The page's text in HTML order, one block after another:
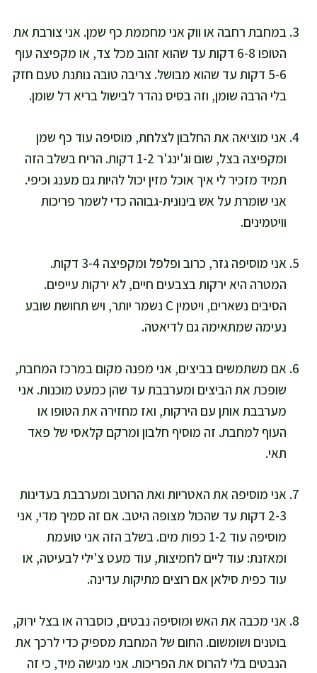
במחבת רחבה או ווק אני מחממת כף שמן. אני צורבת את
הטופו 6-8 דקות עד שהוא זהוב מכל צד, או מקפיצה עוף
5-6 דקות עד שהוא מבושל. צריבה טובה נותנת טעם חזק
בלי הרבה שומן, וזה בסיס נהדר לבישול בריא דל שומן.
אני מוציאה את החלבון לצלחת, מוסיפה עוד כף שמן
ומקפיצה בצל, שום וג'ינג'ר 1-2 דקות. הריח בשלב הזה
תמיד מזכיר לי איך אוכל מזין יכול להיות גם מענג וכיפי.
אני שומרת על אש בינונית-גבוהה כדי לשמר פריכות
וויטמינים.
אני מוסיפה גזר, כרוב ופלפל ומקפיצה 3-4 דקות.
המטרה היא ירקות בצבעים חיים, לא ירקות עייפים.
הסיבים נשארים, ויטמין C נשמר יותר, ויש תחושת שובע
נעימה שמתאימה גם לדיאטה.
אם משתמשים בביצים, אני מפנה מקום במרכז המחבת,
שופכת את הביצים ומערבבת עד שהן כמעט מוכנות. אני
מערבבת אותן עם הירקות, ואז מחזירה את הטופו או
העוף למחבת. זה מוסיף חלבון ומרקם קלאסי של פאד
תאי.
אני מוסיפה את האטריות ואת הרוטב ומערבבת בעדינות
2-3 דקות עד שהכול מצופה היטב. אם זה סמיך מדי, אני
מוסיפה עוד 1-2 כפות מים. בשלב הזה אני טועמת
ומאזנת: עוד ליים לחמיצות, עוד מעט צ'ילי לבעיטה, או
עוד כפית סילאן אם רוצים מתיקות עדינה.
אני מכבה את האש ומוסיפה נבטים, כוסברה או בצל ירוק,
בוטנים ושומשום. החום של המחבת מספיק כדי לרכך את
הנבטים בלי להרוס את הפריכות. אני מגישה מיד, כי זה